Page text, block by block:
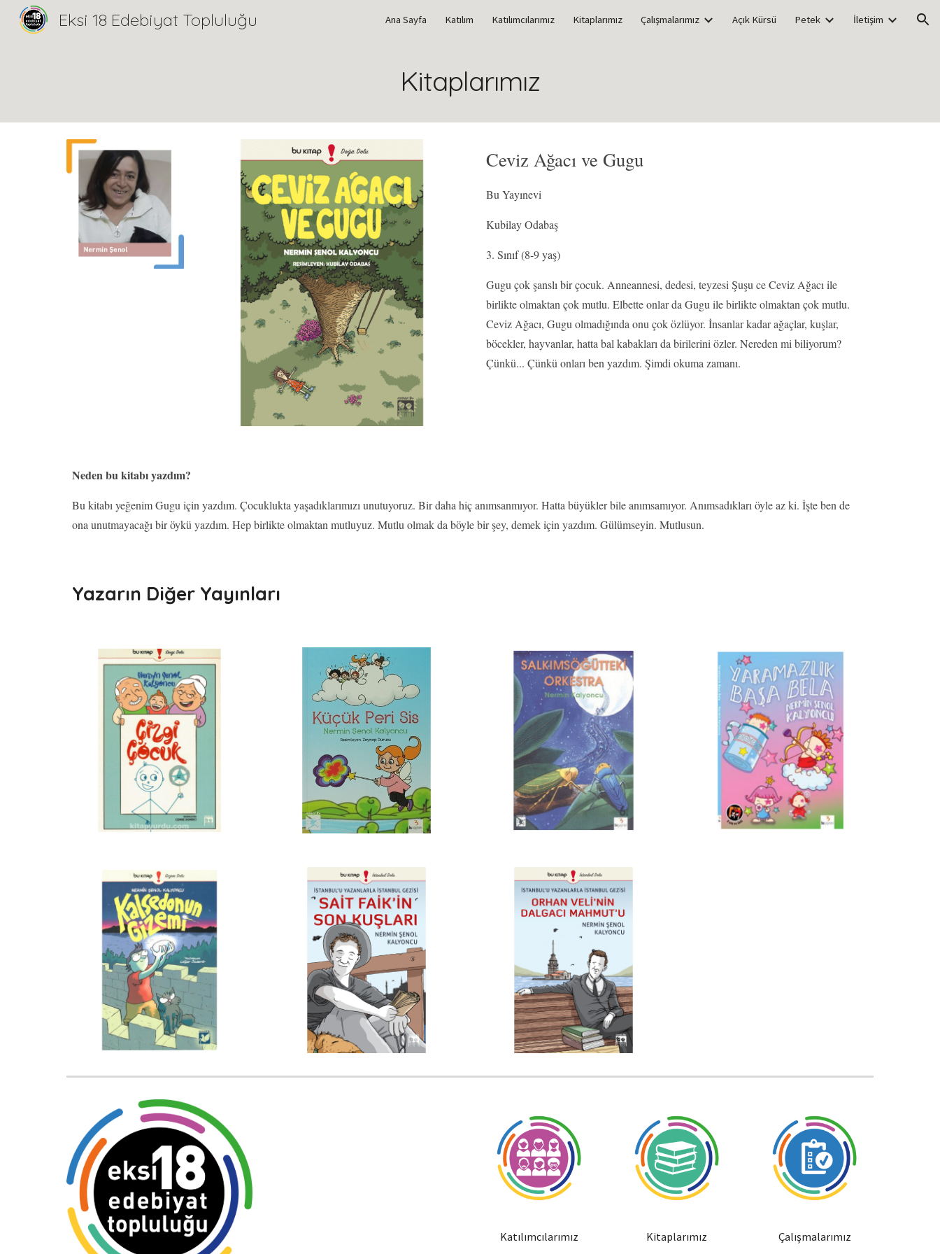
Skip to main content Skip to navigation
Eksi 18 Edebiyat Topluluğu Ana Sayfa Katılım Katılımcılarımız Kitaplarımız Çalışmalarımız Açık Kürsü Petek İletişim
Kitaplarımız
Ceviz Ağacı ve Gugu
Bu Yayınevi
Kubilay Odabaş
3. Sınıf (8-9 yaş)
Gugu çok şanslı bir çocuk. Anneannesi, dedesi, teyzesi Şuşu ce Ceviz Ağacı ile
birlikte olmaktan çok mutlu. Elbette onlar da Gugu ile birlikte olmaktan çok mutlu.
Ceviz Ağacı, Gugu olmadığında onu çok özlüyor. İnsanlar kadar ağaçlar, kuşlar,
böcekler, hayvanlar, hatta bal kabakları da birilerini özler. Nereden mi biliyorum?
Çünkü... Çünkü onları ben yazdım. Şimdi okuma zamanı.
Neden bu kitabı yazdım?
Bu kitabı yeğenim Gugu için yazdım. Çocuklukta yaşadıklarımızı unutuyoruz. Bir daha hiç anımsanmıyor. Hatta büyükler bile anımsamıyor. Anımsadıkları öyle az ki. İşte ben de
ona unutmayacağı bir öykü yazdım. Hep birlikte olmaktan mutluyuz. Mutlu olmak da böyle bir şey, demek için yazdım. Gülümseyin. Mutlusun.
Yazarın Diğer Yayınları
Katılımcılarımız Kitaplarımız Çalışmalarımız